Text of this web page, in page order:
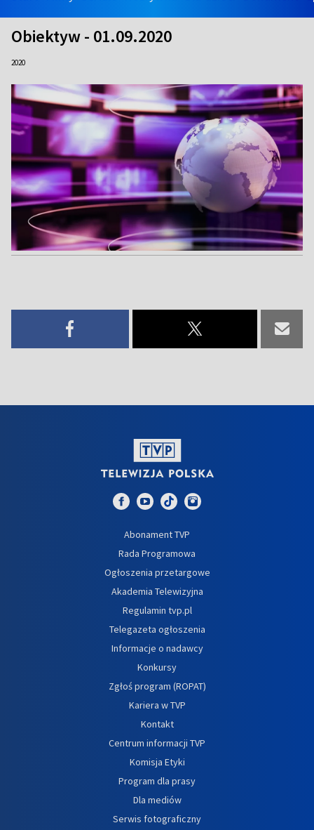
Obiektyw - 01.09.2020
2020
Abonament TVP
Rada Programowa
Ogłoszenia przetargowe
Akademia Telewizyjna
Regulamin tvp.pl
Telegazeta ogłoszenia
Informacje o nadawcy
Konkursy
Zgłoś program (ROPAT)
Kariera w TVP
Kontakt
Centrum informacji TVP
Komisja Etyki
Program dla prasy
Dla mediów
Serwis fotograficzny